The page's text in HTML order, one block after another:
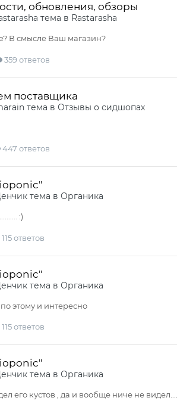
обновления, обзоры
тема в Rastarasha
В смысле Ваш магазин?
359 ответов
поставщика
тема в Отзывы о сидшопах
447 ответов
тема в Органика
:)
115 ответов
тема в Органика
этому и интересно
115 ответов
тема в Органика
его кустов , да и вообще ниче не